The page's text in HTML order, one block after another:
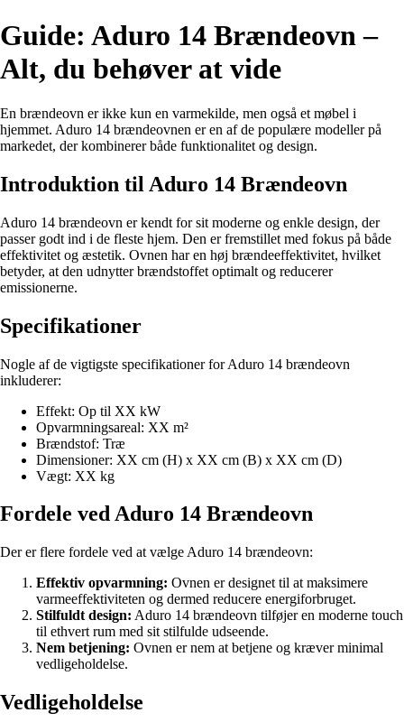
Guide: Aduro 14 Brændeovn –
Alt, du behøver at vide
En brændeovn er ikke kun en varmekilde, men også et møbel i
hjemmet. Aduro 14 brændeovnen er en af de populære modeller på
markedet, der kombinerer både funktionalitet og design.
Introduktion til Aduro 14 Brændeovn
Aduro 14 brændeovn er kendt for sit moderne og enkle design, der
passer godt ind i de fleste hjem. Den er fremstillet med fokus på både
effektivitet og æstetik. Ovnen har en høj brændeeffektivitet, hvilket
betyder, at den udnytter brændstoffet optimalt og reducerer
emissionerne.
Specifikationer
Nogle af de vigtigste specifikationer for Aduro 14 brændeovn
inkluderer:
Effekt: Op til XX kW
Opvarmningsareal: XX m²
Brændstof: Træ
Dimensioner: XX cm (H) x XX cm (B) x XX cm (D)
Vægt: XX kg
Fordele ved Aduro 14 Brændeovn
Der er flere fordele ved at vælge Aduro 14 brændeovn:
Effektiv opvarmning: Ovnen er designet til at maksimere
varmeeffektiviteten og dermed reducere energiforbruget.
Stilfuldt design: Aduro 14 brændeovn tilføjer en moderne touch
til ethvert rum med sit stilfulde udseende.
Nem betjening: Ovnen er nem at betjene og kræver minimal
vedligeholdelse.
Vedligeholdelse